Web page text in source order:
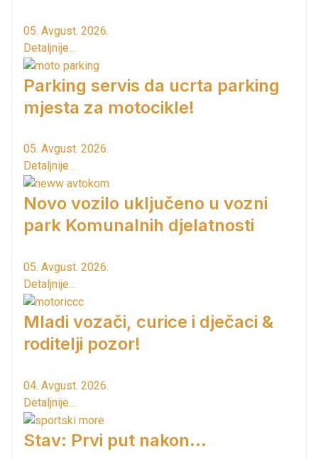
05. Avgust. 2026.
Detaljnije...
Parking servis da ucrta parking
mjesta za motocikle!
05. Avgust. 2026.
Detaljnije...
Novo vozilo uključeno u vozni
park Komunalnih djelatnosti
05. Avgust. 2026.
Detaljnije...
Mladi vozači, curice i dječaci &
roditelji pozor!
04. Avgust. 2026.
Detaljnije...
Stav: Prvi put nakon…